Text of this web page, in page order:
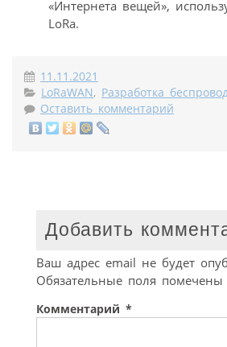
«Интернета вещей»,
LoRa.
11.11.2021
LoRaWAN, Разработка
Оставить комментарий
Добавить
Ваш адрес email не будет
Обязательные поля помечены
Комментарий *